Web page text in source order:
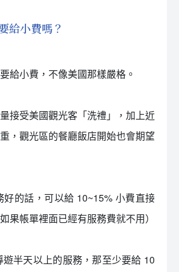
給小費嗎？
給小費，不像美國那樣嚴格。
接受美國觀光客「洗禮」，加上近
，觀光區的餐廳飯店開始也會期望
的話，可以給 10~15% 小費直接
果帳單裡面已經有服務費就不用）
半天以上的服務，那至少要給 10